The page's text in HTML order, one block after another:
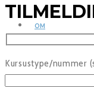
OM
Kursustype/nummer